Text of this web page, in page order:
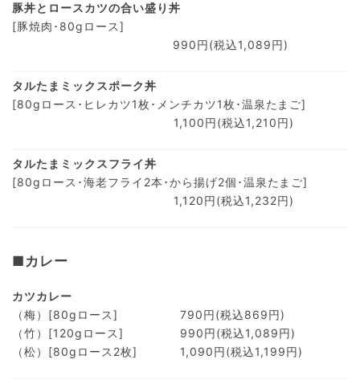
豚丼とロースカツの合い盛り丼
[豚焼肉･80gロース]
990円(税込1,089円)
タルたまミックスポーク丼
[80gロース･ヒレカツ1枚･メンチカツ1枚･温泉たまご]
1,100円(税込1,210円)
タルたまミックスフライ丼
[80gロース･海老フライ2本･から揚げ2個･温泉たまご]
1,120円(税込1,232円)
■カレー
カツカレー
（梅）[80gロース]
790円(税込869円)
（竹）[120gロース]
990円(税込1,089円)
（松）[80gロース2枚]
1,090円(税込1,199円)